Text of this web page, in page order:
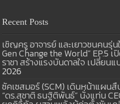
Recent Posts
เชิญครู อาจารย์ และเยาวชนคนรุ่
Gen Change the World” EP.5
ราชา สร้างแรงบันดาลใจ เปลี่ยน
2026
ซัคเซสมอร์ (SCM) เดินหน้าแผน
“ดร.สุชาติ ธนฐิติพันธ์” นั่งแท่น